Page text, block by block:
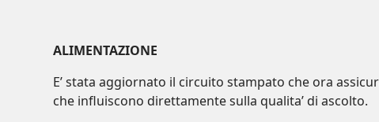
ALIMENTAZIONE
E’ stata aggiornato il circuito stampato che ora
che influiscono direttamente sulla qualita’ di ascolto.